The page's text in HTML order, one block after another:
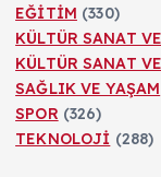
EĞİTİM (330)
KÜLTÜR SANAT
KÜLTÜR SANAT
SAĞLIK VE YAŞAM
SPOR (326)
TEKNOLOJİ (288)